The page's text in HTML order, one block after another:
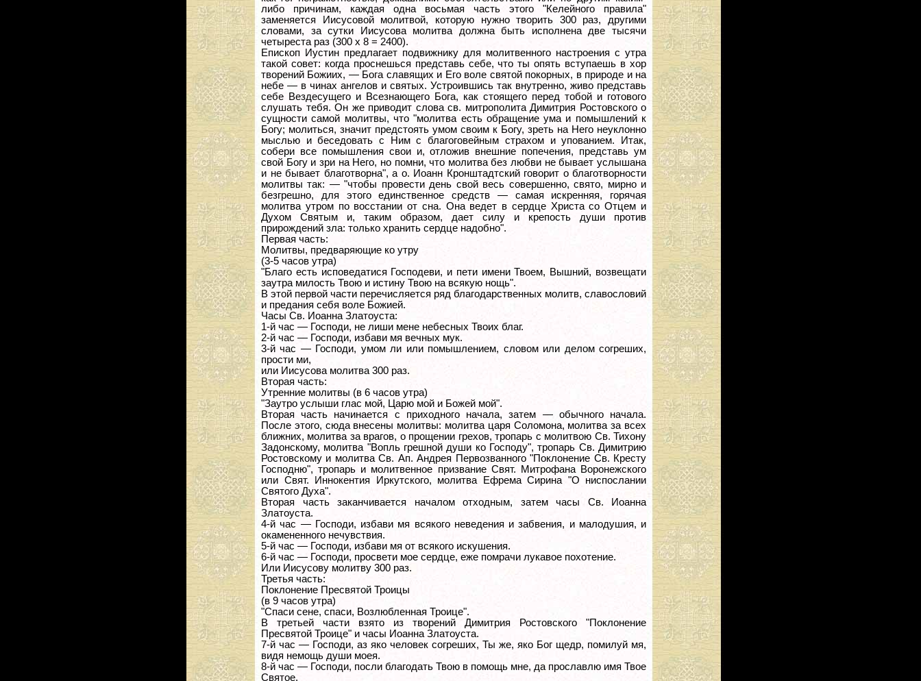
либо причинам, каждая одна восьмая часть этого "Келейного правила"
заменяется Иисусовой молитвой, которую нужно творить 300 раз, другими
словами, за сутки Иисусова молитва должна быть исполнена две тысячи
четыреста раз (300 х 8 = 2400).
Епископ Иустин предлагает подвижнику для молитвенного настроения с утра
такой совет: когда проснешься представь себе, что ты опять вступаешь в хор
творений Божиих, — Бога славящих и Его воле святой покорных, в природе и на
небе — в чинах ангелов и святых. Устроившись так внутренно, живо представь
себе Вездесущего и Всезнающего Бога, как стоящего перед тобой и готового
слушать тебя. Он же приводит слова св. митрополита Димитрия Ростовского о
сущности самой молитвы, что "молитва есть обращение ума и помышлений к
Богу; молиться, значит предстоять умом своим к Богу, зреть на Него неуклонно
мыслью и беседовать с Ним с благоговейным страхом и упованием. Итак,
собери все помышления свои и, отложив внешние попечения, представь ум
свой Богу и зри на Него, но помни, что молитва без любви не бывает услышана
и не бывает благотворна", а о. Иоанн Кронштадтский говорит о благотворности
молитвы так: — "чтобы провести день свой весь совершенно, свято, мирно и
безгрешно, для этого единственное средств — самая искренняя, горячая
молитва утром по восстании от сна. Она ведет в сердце Христа со Отцем и
Духом Святым и, таким образом, дает силу и крепость души против
прирождений зла: только хранить сердце надобно".
Первая часть:
Молитвы, предваряющие ко утру
(3-5 часов утра)
"Благо есть исповедатися Господеви, и пети имени Твоем, Вышний, возвещати
заутра милость Твою и истину Твою на всякую нощь".
В этой первой части перечисляется ряд благодарственных молитв, славословий
и предания себя воле Божией.
Часы Св. Иоанна Златоуста:
1-й час — Господи, не лиши мене небесных Твоих благ.
2-й час — Господи, избави мя вечных мук.
3-й час — Господи, умом ли или помышлением, словом или делом согреших,
прости ми,
или Иисусова молитва 300 раз.
Вторая часть:
Утренние молитвы (в 6 часов утра)
"Заутро услыши глас мой, Царю мой и Божей мой".
Вторая часть начинается с приходного начала, затем — обычного начала.
После этого, сюда внесены молитвы: молитва царя Соломона, молитва за всех
ближних, молитва за врагов, о прощении грехов, тропарь с молитвою Св. Тихону
Задонскому, молитва "Вопль грешной души ко Господу", тропарь Св. Димитрию
Ростовскому и молитва Св. Ап. Андрея Первозванного "Поклонение Св. Кресту
Господню", тропарь и молитвенное призвание Свят. Митрофана Воронежского
или Свят. Иннокентия Иркутского, молитва Ефрема Сирина "О ниспослании
Святого Духа".
Вторая часть заканчивается началом отходным, затем часы Св. Иоанна
Златоуста.
4-й час — Господи, избави мя всякого неведения и забвения, и малодушия, и
окамененного нечувствия.
5-й час — Господи, избави мя от всякого искушения.
6-й час — Господи, просвети мое сердце, еже помрачи лукавое похотение.
Или Иисусову молитву 300 раз.
Третья часть:
Поклонение Пресвятой Троицы
(в 9 часов утра)
"Спаси сене, спаси, Возлюбленная Троице".
В третьей части взято из творений Димитрия Ростовского "Поклонение
Пресвятой Троице" и часы Иоанна Златоуста.
7-й час — Господи, аз яко человек согреших, Ты же, яко Бог щедр, помилуй мя,
видя немощь души моея.
8-й час — Господи, посли благодать Твою в помощь мне, да прославлю имя Твое
Святое.